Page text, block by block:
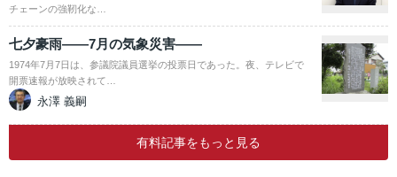
チェーンの強靭化な…
七夕豪雨――7月の気象災害――
1974年7月7日は、参議院議員選挙の投票日であった。夜、テレビで
開票速報が放映されて…
永澤 義嗣
有料記事をもっと見る